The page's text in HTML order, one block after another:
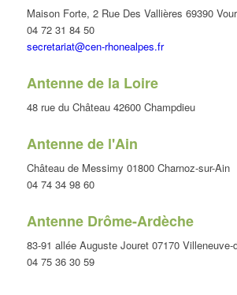
Maison Forte, 2 Rue Des Vallières 69390
04 72 31 84 50
secretariat@cen-rhonealpes.fr
Antenne de la Loire
48 rue du Château 42600 Champdieu
Antenne de l'Ain
Château de Messimy 01800 Charnoz-sur-Ain
04 74 34 98 60
Antenne Drôme-Ardèche
83-91 allée Auguste Jouret 07170 Villeneuve-
04 75 36 30 59